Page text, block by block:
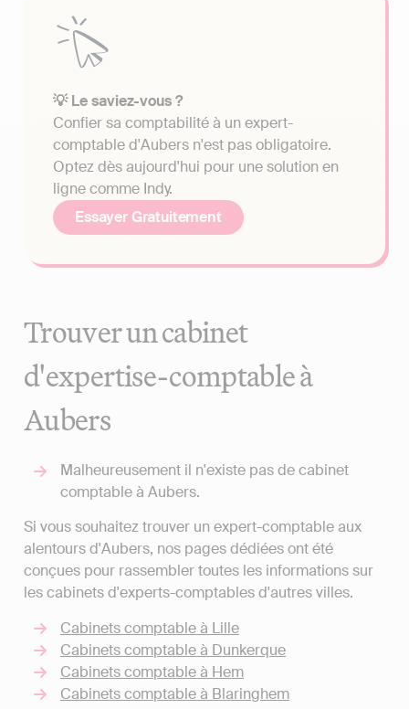
💡 Le saviez-vous ?
Confier sa comptabilité à un expert-
comptable d'Aubers n'est pas obligatoire.
Optez dès aujourd'hui pour une solution en
ligne comme Indy.
Essayer Gratuitement
Trouver un cabinet
d'expertise-comptable à
Aubers
Malheureusement il n'existe pas de cabinet
comptable à Aubers.
Si vous souhaitez trouver un expert-comptable aux
alentours d'Aubers, nos pages dédiées ont été
conçues pour rassembler toutes les informations sur
les cabinets d'experts-comptables d'autres villes.
Cabinets comptable à Lille
Cabinets comptable à Dunkerque
Cabinets comptable à Hem
Cabinets comptable à Blaringhem